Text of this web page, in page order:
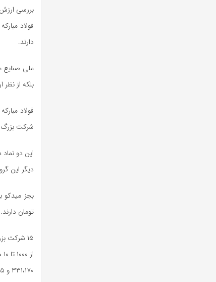
بررسی
دارند.
بلکه از
شرکت
دیگر این
تومان دارند.
۳۳۱،۱۷۰ و ۸۰،۹۸۵ میلیارد تومان هستند.